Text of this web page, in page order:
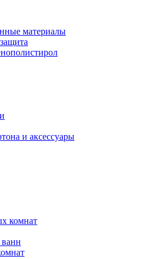
материалы
и аксессуары
комнат